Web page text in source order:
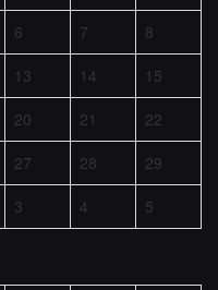
6 7
8
13 14
15
20 21
22
27 28
29
3 4 5